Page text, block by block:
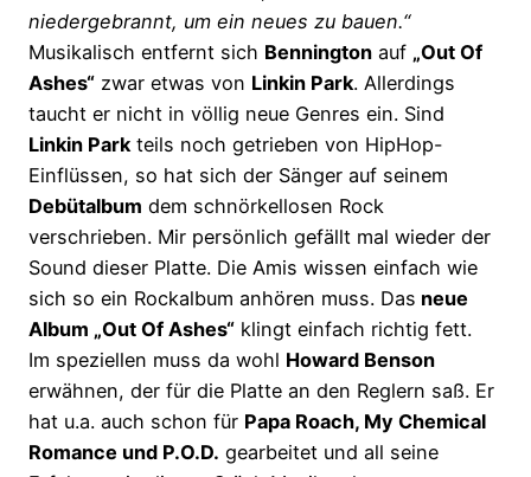
niedergebrannt, um ein neues zu bauen.“
Musikalisch entfernt sich Bennington auf „Out Of
Ashes“ zwar etwas von Linkin Park. Allerdings
taucht er nicht in völlig neue Genres ein. Sind
Linkin Parkteils noch getrieben von HipHop-
Einflüssen, so hat sich der Sänger auf seinem
Debütalbum dem schnörkellosen Rock
verschrieben. Mir persönlich gefällt mal wieder der
Sound dieser Platte. Die Amis wissen einfach wie
sich so ein Rockalbum anhören muss. Das neue
Album „Out Of Ashes“ klingt einfach richtig fett.
Im speziellen muss da wohl Howard Benson
erwähnen, der für die Platte an den Reglern saß. Er
hat u.a. auch schon für Papa Roach, My Chemical
Romance und P.O.D. gearbeitet und all seine